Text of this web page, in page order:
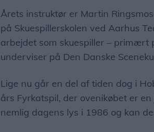
Årets instruktør er Martin
på Skuespillerskolen ved Aarhus
arbejdet som skuespiller – primært
underviser på Den Danske
Lige nu går en del af tiden dog i
års Fyrkatspil, der ovenikøbet er
nemlig dagens lys i 1986 og kan